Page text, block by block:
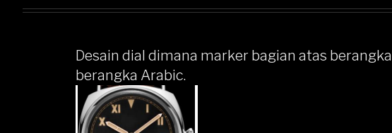
Desain dial dimana marker bagian atas
berangka Arabic.